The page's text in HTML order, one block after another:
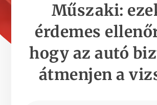
Műszaki:
érdemes
hogy az autó
átmenjen a